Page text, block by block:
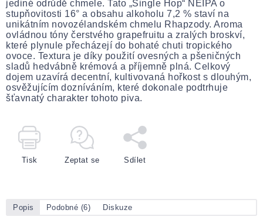
jediné odrůdě chmele. Tato „Single Hop“ NEIPA o
stupňovitosti 16° a obsahu alkoholu 7,2 % staví na
unikátním novozélandském chmelu Rhapzody. Aroma
ovládnou tóny čerstvého grapefruitu a zralých broskví,
které plynule přecházejí do bohaté chuti tropického
ovoce. Textura je díky použití ovesných a pšeničných
sladů hedvábně krémová a příjemně plná. Celkový
dojem uzavírá decentní, kultivovaná hořkost s dlouhým,
osvěžujícím dozníváním, které dokonale podtrhuje
šťavnatý charakter tohoto piva.
Tisk Zeptat se Sdílet
Popis Podobné (6) Diskuze